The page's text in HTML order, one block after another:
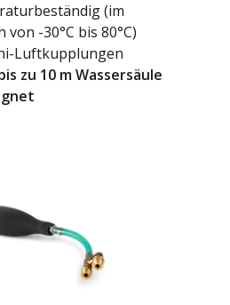
(im
-30°C bis 80°C)
Luftkupplungen
zu 10 m Wassersäule